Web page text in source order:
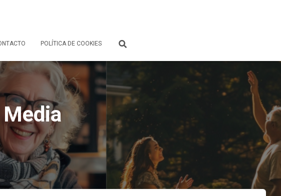
POLÍTICA DE COOKIES